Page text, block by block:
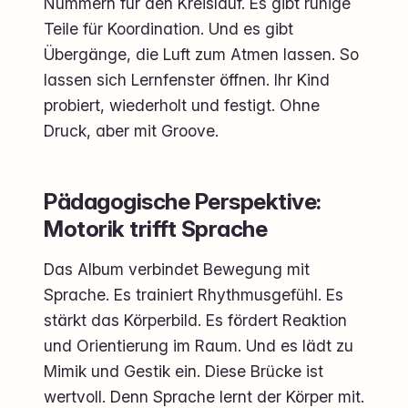
Teile für Koordination. Und es gibt
Übergänge, die Luft zum Atmen lassen. So
lassen sich Lernfenster öffnen. Ihr Kind
probiert, wiederholt und festigt. Ohne
Druck, aber mit Groove.
Pädagogische Perspektive:
Motorik trifft Sprache
Das Album verbindet Bewegung mit
Sprache. Es trainiert Rhythmusgefühl. Es
stärkt das Körperbild. Es fördert Reaktion
und Orientierung im Raum. Und es lädt zu
Mimik und Gestik ein. Diese Brücke ist
wertvoll. Denn Sprache lernt der Körper mit.